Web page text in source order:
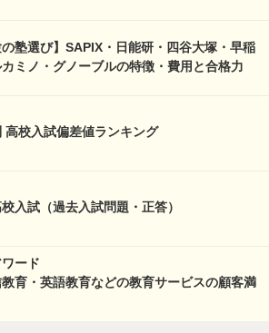
の塾選び】SAPIX・日能研・四谷大塚・早稲
ミノ・グノーブルの特徴・費用と合格力
高校入試偏差値ランキング
入試（過去入試問題・正答）
ード
教育・英語教育などの教育サービスの顧客満